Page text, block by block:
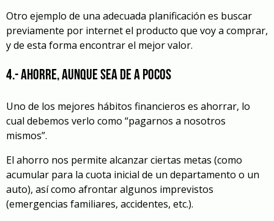
Otro ejemplo de una adecuada planificación es buscar
previamente por internet el producto que voy a comprar,
y de esta forma encontrar el mejor valor.
4.- Ahorre, aunque sea de a pocos
Uno de los mejores hábitos financieros es ahorrar, lo
cual debemos verlo como “pagarnos a nosotros
mismos”.
El ahorro nos permite alcanzar ciertas metas (como
acumular para la cuota inicial de un departamento o un
auto), así como afrontar algunos imprevistos
(emergencias familiares, accidentes, etc.).